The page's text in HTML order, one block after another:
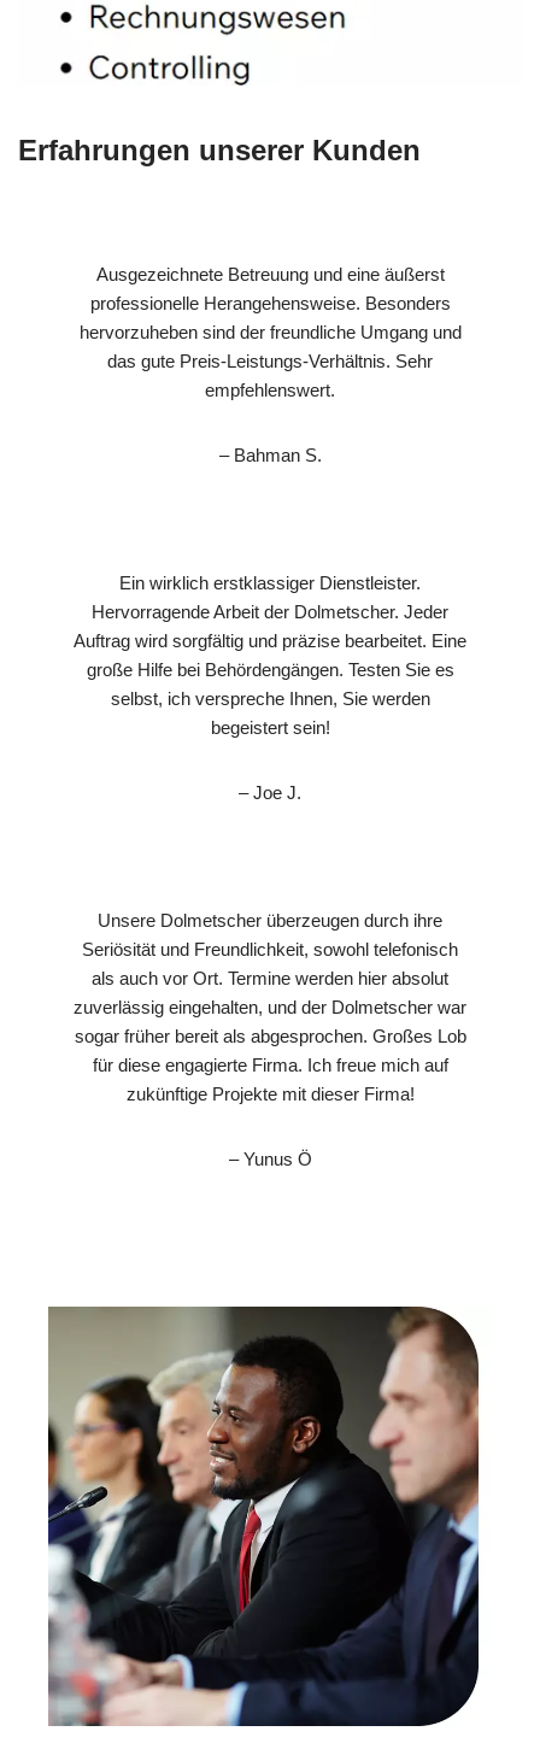
Erfahrungen unserer Kunden
Ausgezeichnete Betreuung und eine äußerst
professionelle Herangehensweise. Besonders
hervorzuheben sind der freundliche Umgang und
das gute Preis-Leistungs-Verhältnis. Sehr
empfehlenswert.
– Bahman S.
Ein wirklich erstklassiger Dienstleister.
Hervorragende Arbeit der Dolmetscher. Jeder
Auftrag wird sorgfältig und präzise bearbeitet. Eine
große Hilfe bei Behördengängen. Testen Sie es
selbst, ich verspreche Ihnen, Sie werden
begeistert sein!
– Joe J.
Unsere Dolmetscher überzeugen durch ihre
Seriösität und Freundlichkeit, sowohl telefonisch
als auch vor Ort. Termine werden hier absolut
zuverlässig eingehalten, und der Dolmetscher war
sogar früher bereit als abgesprochen. Großes Lob
für diese engagierte Firma. Ich freue mich auf
zukünftige Projekte mit dieser Firma!
– Yunus Ö